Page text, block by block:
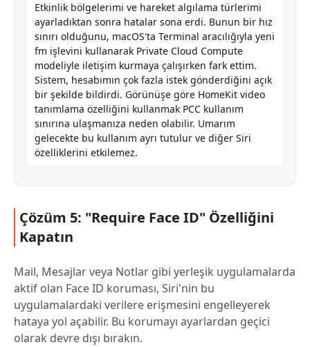
Etkinlik bölgelerimi ve hareket algılama türlerimi
ayarladıktan sonra hatalar sona erdi. Bunun bir hız
sınırı olduğunu, macOS'ta Terminal aracılığıyla yeni
fm işlevini kullanarak Private Cloud Compute
modeliyle iletişim kurmaya çalışırken fark ettim.
Sistem, hesabımın çok fazla istek gönderdiğini açık
bir şekilde bildirdi. Görünüşe göre HomeKit video
tanımlama özelliğini kullanmak PCC kullanım
sınırına ulaşmanıza neden olabilir. Umarım
gelecekte bu kullanım ayrı tutulur ve diğer Siri
özelliklerini etkilemez.
Çözüm 5: "Require Face ID" Özelliğini
Kapatın
Mail, Mesajlar veya Notlar gibi yerleşik uygulamalarda
aktif olan Face ID koruması, Siri'nin bu
uygulamalardaki verilere erişmesini engelleyerek
hataya yol açabilir. Bu korumayı ayarlardan geçici
olarak devre dışı bırakın.